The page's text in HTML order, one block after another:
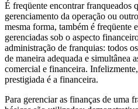
É freqüente encontrar franqueados
gerenciamento da operação ou
mesma forma, também é freqüente
gerenciadas sob o aspecto
administração de franquias: todos
de maneira adequada e simultânea
comercial e financeira.
prestigiada é a financeira.
Para gerenciar as finanças de uma